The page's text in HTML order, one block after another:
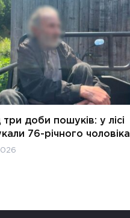
три доби пошуків: у лісі
76-річного чоловіка